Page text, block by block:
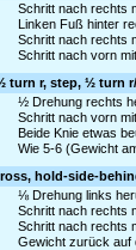
Schritt nach rechts
Linken Fuß hinter
Schritt nach rechts
Schritt nach vorn
turn r, step, ½ turn
½ Drehung rechts
Schritt nach vorn
Beide Knie etwas
Wie 5-6 (Gewicht
hold-side-
⅛ Drehung links
Schritt nach rechts
Schritt nach rechts
Gewicht zurück auf